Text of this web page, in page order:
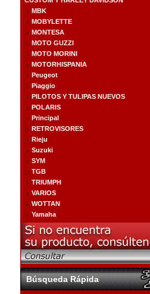
MBK
MOBYLETTE
MONTESA
MOTO GUZZI
MOTO MORINI
MOTORHISPANIA
Peugeot
Piaggio
PILOTOS Y TULIPAS NUEVOS
POLARIS
Principal
RETROVISORES
Rieju
Suzuki
SYM
TGB
TRIUMPH
VARIOS
WOTTAN
Yamaha
Búsqueda Rápida